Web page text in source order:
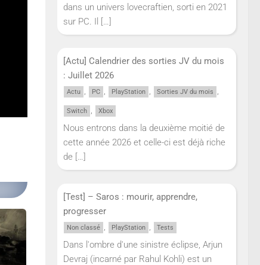
dans un univers lovecraftien, sorti en 2021
sur PC. Il […]
[Actu] Calendrier des sorties JV du mois
: Juillet 2026
Actu , PC , PlayStation , Sorties JV du mois ,
Switch , Xbox
Nous entrons dans la deuxième moitié de
cette année 2026 et celle-ci est déjà riche
de […]
[Test] – Saros : mourir, apprendre,
progresser
Non classé , PlayStation , Tests
Dans l'ombre d'une sinistre éclipse, Arjun
Devraj (incarné par Rahul Kohli) est un